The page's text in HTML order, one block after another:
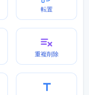
転置
重複削除